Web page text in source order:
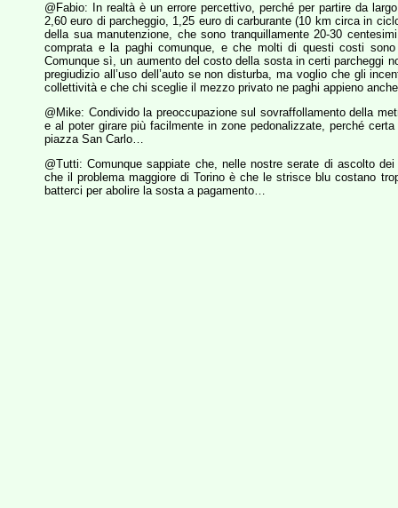
@Fabio: In realtà è un errore percettivo, perché per partire da
2,60 euro di parcheggio, 1,25 euro di carburante (10 km circa in
della sua manutenzione, che sono tranquillamente 20-30
comprata e la paghi comunque, e che molti di questi costi
Comunque sì, un aumento del costo della sosta in certi parcheggi
pregiudizio all’uso dell’auto se non disturba, ma voglio che gli
collettività e che chi sceglie il mezzo privato ne paghi appieno
@Mike: Condivido la preoccupazione sul sovraffollamento della
e al poter girare più facilmente in zone pedonalizzate, perché
piazza San Carlo…
@Tutti: Comunque sappiate che, nelle nostre serate di ascolto
che il problema maggiore di Torino è che le strisce blu costano
batterci per abolire la sosta a pagamento…